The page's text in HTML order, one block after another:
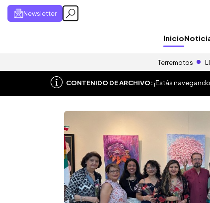
Newsletter
Inicio
Terremotos
CONTENIDO DE ARCHIVO:¡Estás